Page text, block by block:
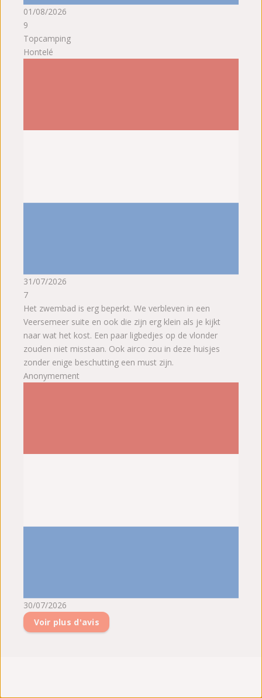
01/08/2026
9
Topcamping
Hontelé
31/07/2026
7
Het zwembad is erg beperkt. We verbleven in een
Veersemeer suite en ook die zijn erg klein als je kijkt
naar wat het kost. Een paar ligbedjes op de vlonder
zouden niet misstaan. Ook airco zou in deze huisjes
zonder enige beschutting een must zijn.
Anonymement
30/07/2026
Voir plus d'avis